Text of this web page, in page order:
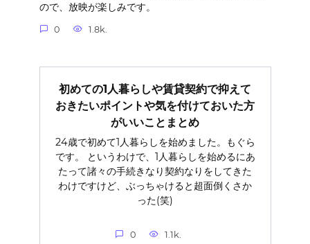
ので、放映が楽しみです。
0 1.8k.
初めての1人暮らしや賃貸契約で抑えて
おきたいポイントや気を付けておいた方
がいいことまとめ
24歳で初めて1人暮らしを始めました。もぐら
です。 というわけで、1人暮らしを始めるにあ
たって諸々の手続きなり契約なりをしてきた
わけですけど、ぶっちゃけると超面倒くさか
った(笑)
0 1.1k.